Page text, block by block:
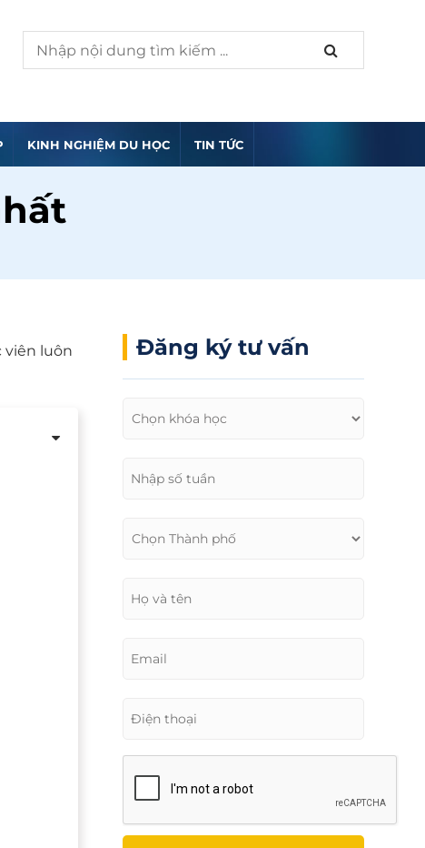
KINH NGHIỆM DU HỌC TIN TỨC
viên luôn
Đăng ký tư vấn